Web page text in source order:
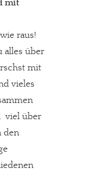
mit
raus!
alles über
mit
vieles
viel über
den